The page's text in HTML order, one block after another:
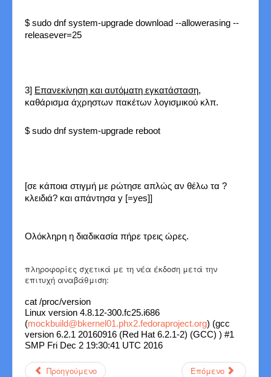
$ sudo dnf system-upgrade download --allowerasing --
releasever=25
3] Επανεκίνηση και αυτόματη εγκατάσταση,
καθάρισμα άχρηστων πακέτων λογισμικού κλπ.
$ sudo dnf system-upgrade reboot
[σε κάποια στιγμή με ρώτησε απλώς αν θέλω τα ?
κλειδιά? και απάντησα y [=yes]]
Ολόκληρη η διαδικασία πήρε τρεις ώρες.
πληροφορίες σχετικά με τη νέα έκδοση μετά την
επιτυχή αναβάθμιση:
cat /proc/version
Linux version 4.8.12-300.fc25.i686
(mockbuild@bkernel01.phx2.fedoraproject.org) (gcc
version 6.2.1 20160916 (Red Hat 6.2.1-2) (GCC) ) #1
SMP Fri Dec 2 19:30:41 UTC 2016
Προηγούμενο Επόμενο